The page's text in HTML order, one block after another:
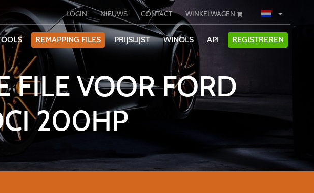
LOGIN NIEUWS CONTACT WINKELWAGEN
REMAPPING FILES PRIJSLIJST WINOLS API REGISTREREN
FILE VOOR FORD
200HP